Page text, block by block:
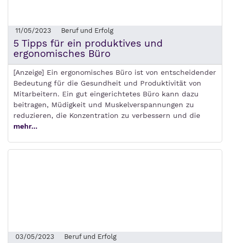
11/05/2023 Beruf und Erfolg
5 Tipps für ein produktives und
ergonomisches Büro
[Anzeige] Ein ergonomisches Büro ist von entscheidender
Bedeutung für die Gesundheit und Produktivität von
Mitarbeitern. Ein gut eingerichtetes Büro kann dazu
beitragen, Müdigkeit und Muskelverspannungen zu
reduzieren, die Konzentration zu verbessern und die
mehr...
03/05/2023 Beruf und Erfolg